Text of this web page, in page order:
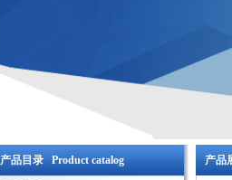
产品目录 Product catalog 产品